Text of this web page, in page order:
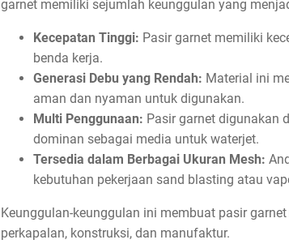
garnet memiliki sejumlah keunggulan yang
Kecepatan Tinggi: Pasir garnet memiliki
benda kerja.
Generasi Debu yang Rendah: Material ini
aman dan nyaman untuk digunakan.
Multi Penggunaan: Pasir garnet digunakan
dominan sebagai media untuk waterjet.
Tersedia dalam Berbagai Ukuran Mesh:
kebutuhan pekerjaan sand blasting atau
Keunggulan-keunggulan ini membuat pasir
perkapalan, konstruksi, dan manufaktur.